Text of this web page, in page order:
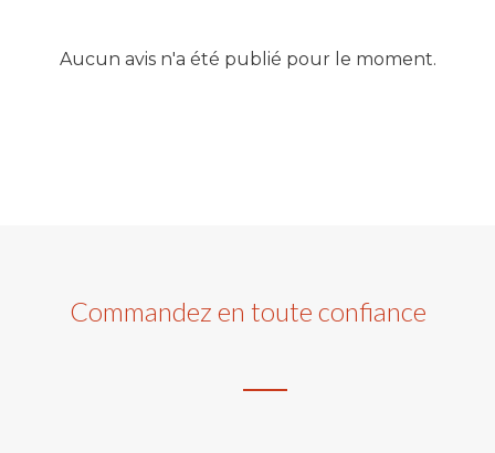
Aucun avis n'a été publié pour le moment.
Commandez en toute confiance